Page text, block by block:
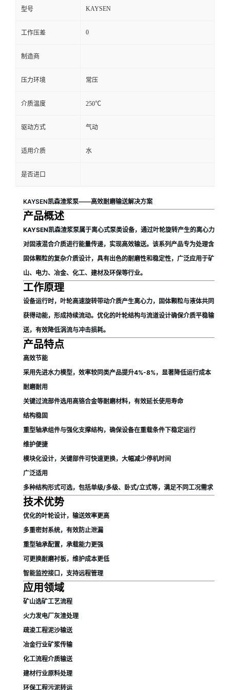
型号 KAYSEN
工作压差 0
制造商
压力环境 常压
介质温度 250℃
驱动方式 气动
适用介质 水
是否进口
KAYSEN凯森渣浆泵——高效耐磨输送解决方案
产品概述
KAYSEN凯森渣浆泵属于离心式泵类设备，通过叶轮旋转产生的离心力
对固液混合介质进行能量传递，实现高效输送。该系列产品专为处理含
固体颗粒的复杂介质设计，具有出色的耐磨性和稳定性，广泛应用于矿
山、电力、冶金、化工、建材及环保等行业。
工作原理
设备运行时，叶轮高速旋转带动介质产生离心力，固体颗粒与液体共同
获得动能，形成持续流动。优化的叶轮结构与流道设计确保介质平稳输
送，有效降低涡流与冲击损耗。
产品特点
高效节能
采用先进水力模型，效率较同类产品提升4%-8%，显著降低运行成本
耐磨耐用
关键过流部件选用高铬合金等耐磨材料，有效延长使用寿命
结构稳固
重型轴承组件与强化支撑结构，确保设备在重载条件下稳定运行
维护便捷
模块化设计，关键部件可快速更换，大幅减少停机时间
广泛适用
多种结构形式可选，包括单级/多级、卧式/立式等，满足不同工况需求
技术优势
优化的叶轮设计，输送效率更高
多重密封系统，有效防止泄漏
重型轴承配置，承载能力更强
可更换耐磨衬板，维护成本更低
智能监控接口，支持远程管理
应用领域
矿山选矿工艺流程
火力发电厂灰渣处理
疏浚工程泥沙输送
冶金行业矿浆传输
化工流程介质输送
建材行业原料处理
环保工程污泥转运